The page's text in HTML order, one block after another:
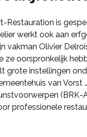
Restauration is
werkt ook aan
vakman Olivier
ze oorspronkelijk
grote instellingen
van Vorst
(BRK-
professionele